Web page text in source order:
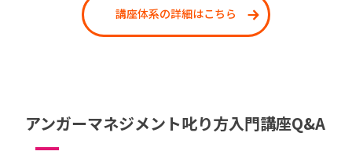
講座体系の詳細はこちら
アンガーマネジメント叱り方入門講座Q&A